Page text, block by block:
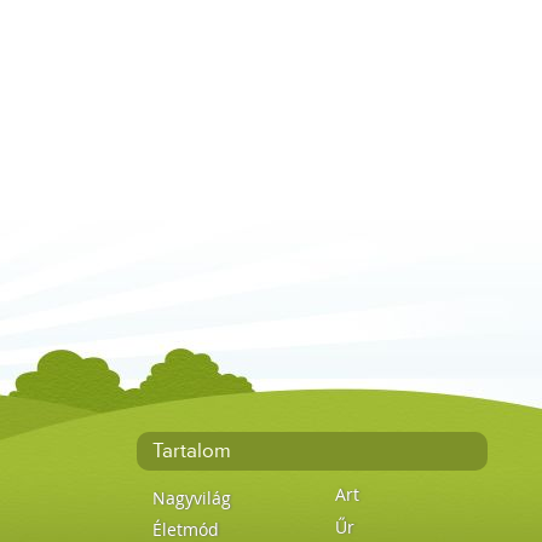
Tartalom
Nagyvilág
Életmód
Art
Űr